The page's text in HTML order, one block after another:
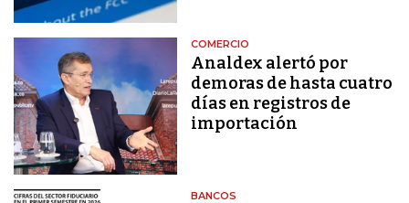
COMERCIO
Analdex alertó por
demoras de hasta cuatro
días en registros de
importación
BANCOS